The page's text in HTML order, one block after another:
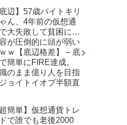
底辺】57歳バイトキリ
ん、4年前の仮想通
大失敗して貧困に…
が圧倒的に頭が弱い
ｗ【底辺格差】 – 底
簡単にFIRE達成。
のまま億り人を目指
ョイトイオブ半額直
超簡単】仮想通貨トレ
で誰でも老後2000